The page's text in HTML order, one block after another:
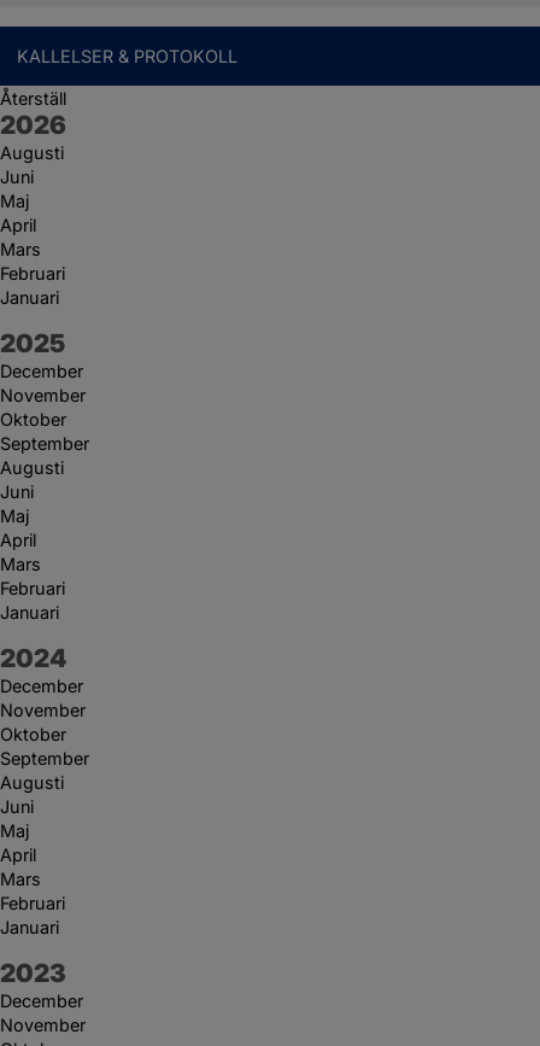
KALLELSER & PROTOKOLL
Återställ
År:
2026
Augusti
Juni
Maj
April
Mars
Februari
Januari
År:
2025
December
November
Oktober
September
Augusti
Juni
Maj
April
Mars
Februari
Januari
År:
2024
December
November
Oktober
September
Augusti
Juni
Maj
April
Mars
Februari
Januari
År:
2023
December
November